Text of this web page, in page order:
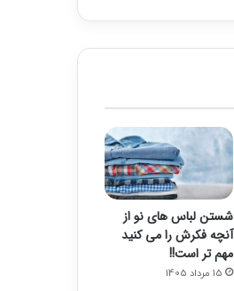
شستن لباس های نو از
آنچه فکرش را می کنید
مهم تر است!!
15 مرداد 1405